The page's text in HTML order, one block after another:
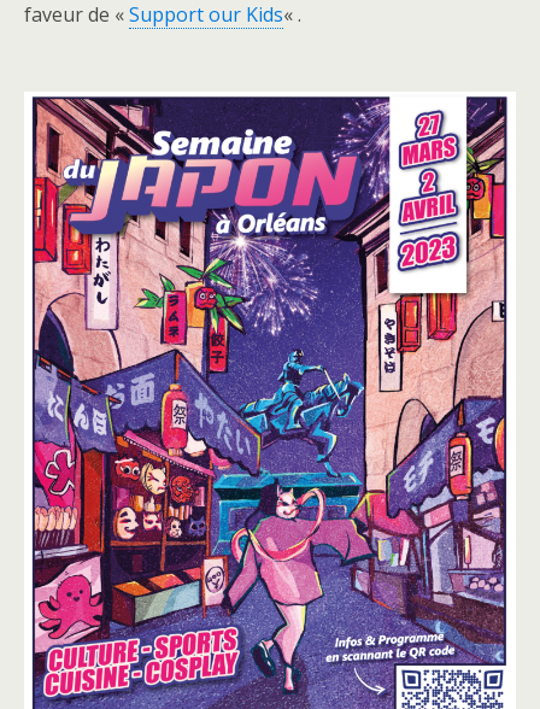
faveur de «Support our Kids« .